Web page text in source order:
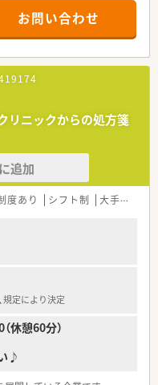
医療の充実を目指し、地道な
更なる努力を続けておりま
お問い合わせ
リニックからの処方箋
追加
度あり シフト制 大手チェーン
規定により決定
憩60分）
♪